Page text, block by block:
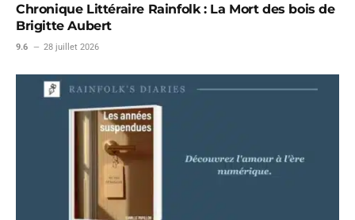
Chronique Littéraire Rainfolk : La Mort des bois de
Brigitte Aubert
9.6 28 juillet 2026